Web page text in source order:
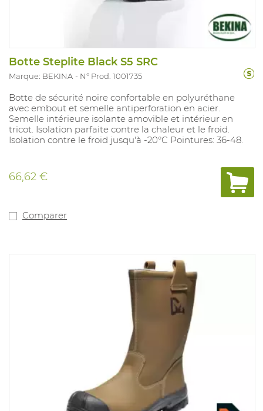
Botte Steplite Black S5 SRC
Marque: BEKINA N° Prod. 1001735
Botte de sécurité noire confortable en polyuréthane
avec embout et semelle antiperforation en acier.
Semelle intérieure isolante amovible et intérieur en
tricot. Isolation parfaite contre la chaleur et le froid.
Isolation contre le froid jusqu'à -20°C Pointures: 36-48.
66,62 €
Comparer